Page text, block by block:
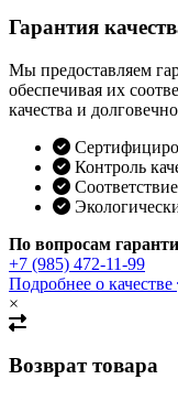
Гарантия
Мы предоставляем
обеспечивая их
качества и
Контроль
По вопросам
+7 (985) 472-11-99
Подробнее о качестве
×
Возврат товара